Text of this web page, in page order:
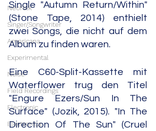
Neofolk
Singer/Songwriter
Americana
Experimental
Noise
Field Recordings
Electronic
Electronica
Single "Autumn Return/Within"
(Stone Tape, 2014) enthielt
zwei Songs, die nicht auf dem
Album zu finden waren.
Eine C60-Split-Kassette mit
Waterflower trug den Titel
"Engure Ezers/Sun In The
Surface" (Jozik, 2015). "In The
Direction Of The Sun" (Cruel